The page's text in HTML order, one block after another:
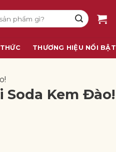
THƯƠNG HIỆU NỔI BẬT
Kem Đào!